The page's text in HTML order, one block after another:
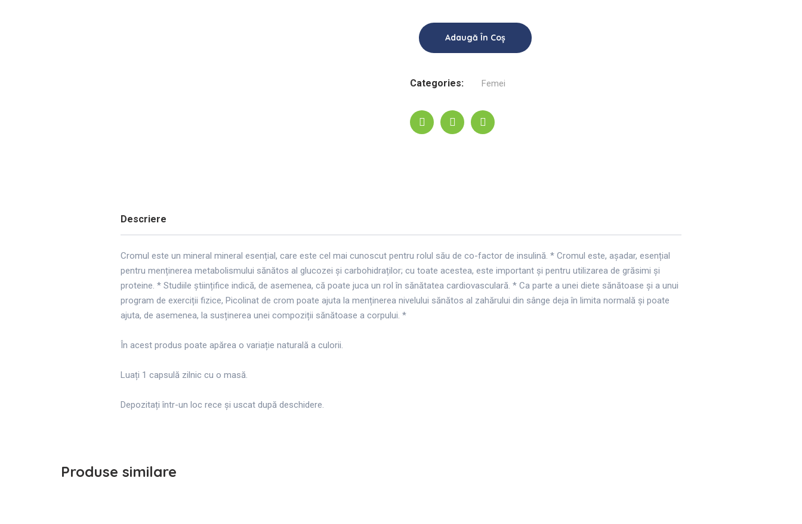
Adaugă În Coș
Categories: Femei
Descriere
Cromul este un mineral mineral esențial, care este cel mai cunoscut pentru rolul său de co-factor de insulină. * Cromul este, așadar, esențial
pentru menținerea metabolismului sănătos al glucozei și carbohidraților; cu toate acestea, este important și pentru utilizarea de grăsimi și
proteine. * Studiile științifice indică, de asemenea, că poate juca un rol în sănătatea cardiovasculară. * Ca parte a unei diete sănătoase și a unui
program de exerciții fizice, Picolinat de crom poate ajuta la menținerea nivelului sănătos al zahărului din sânge deja în limita normală și poate
ajuta, de asemenea, la susținerea unei compoziții sănătoase a corpului. *
În acest produs poate apărea o variație naturală a culorii.
Luați 1 capsulă zilnic cu o masă.
Depozitați într-un loc rece și uscat după deschidere.
Produse similare